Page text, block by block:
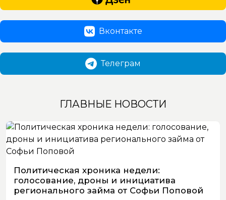
Вконтакте
Телеграм
ГЛАВНЫЕ НОВОСТИ
Политическая хроника недели:
голосование, дроны и инициатива
регионального займа от Софьи Поповой